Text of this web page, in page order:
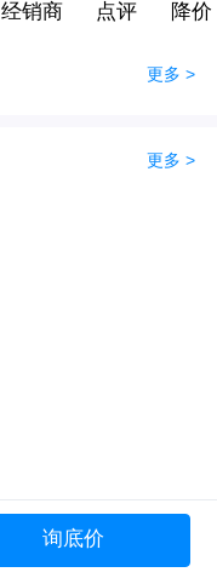
经销商 点评 降价
更多 >
更多 >
询底价